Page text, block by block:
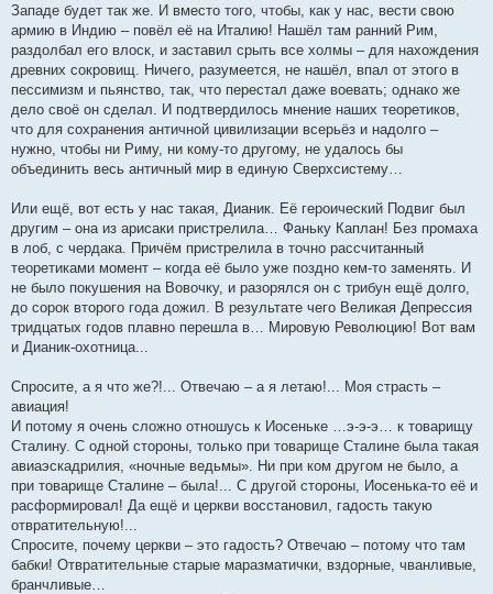
Западе будет так же. И вместо того, чтобы, как у нас, вести свою
армию в Индию – повёл её на Италию! Нашёл там ранний Рим,
раздолбал его влоск, и заставил срыть все холмы – для нахождения
древних сокровищ. Ничего, разумеется, не нашёл, впал от этого в
пессимизм и пьянство, так, что перестал даже воевать; однако же
дело своё он сделал. И подтвердилось мнение наших теоретиков,
что для сохранения античной цивилизации всерьёз и надолго –
нужно, чтобы ни Риму, ни кому-то другому, не удалось бы
объединить весь античный мир в единую Сверхсистему…
Или ещё, вот есть у нас такая, Дианик. Её героический Подвиг был
другим – она из арисаки пристрелила… Фаньку Каплан! Без промаха
в лоб, с чердака. Причём пристрелила в точно рассчитанный
теоретиками момент – когда её было уже поздно кем-то заменять. И
не было покушения на Вовочку, и разорялся он с трибун ещё долго,
до сорок второго года дожил. В результате чего Великая Депрессия
тридцатых годов плавно перешла в… Мировую Революцию! Вот вам
и Дианик-охотница...
Спросите, а я что же?!... Отвечаю – а я летаю!... Моя страсть –
авиация!
И потому я очень сложно отношусь к Иосеньке …э-э-э… к товарищу
Сталину. С одной стороны, только при товарище Сталине была такая
авиаэскадрилия, «ночные ведьмы». Ни при ком другом не было, а
при товарище Сталине – была!... С другой стороны, Иосенька-то её и
расформировал! Да ещё и церкви восстановил, гадость такую
отвратительную!...
Спросите, почему церкви – это гадость? Отвечаю – потому что там
бабки! Отвратительные старые маразматички, вздорные, чванливые,
бранчливые…